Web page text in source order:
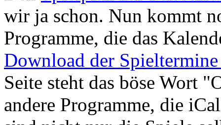
wir ja schon. Nun kommt
Programme, die das
Download der
Seite steht das böse Wort
andere Programme, die